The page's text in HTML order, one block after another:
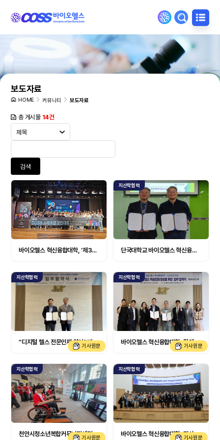
보도자료
HOME 커뮤니티 보도자료
총 게시물 14건
검색
바이오헬스 혁신융합대학, ‘제3회 Let’s Go! COSS 스타트업 경진대회’ 성료
지산학협력
단국대학교 바이오헬스 혁신융합대학사업단–제주한의약연구원, 바이오헬스 인재양성 위한 업무협약 체결
기사원문
지산학협력
“디지털 헬스 전문인재 양성” 바이오헬스 혁신융합대학, 한국디지털헬스산업협회와 업무협약 체결
기사원문
지산학협력
바이오헬스 혁신융합대학, 장애인 디지털 헬스케어 전문기업 캥스터즈와 업무협약 맺어
기사원문
지산학협력
천안시청소년복합커뮤니티센터, 미래 헬스케어 기술 체험전 열려
기사원문
지산학협력
바이오헬스 혁신융합대학, 지산학·포용·전통 잇는 3일간의 교육혁신 행사 펼쳐